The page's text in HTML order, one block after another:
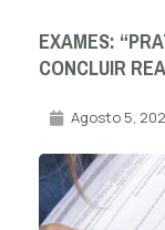
EXAMES:
CONCLUIR
Agosto 5,